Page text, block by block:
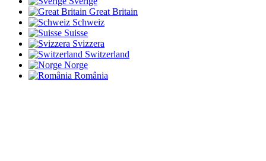
Great Britain
Schweiz
Suisse
Svizzera
Switzerland
Norge
România